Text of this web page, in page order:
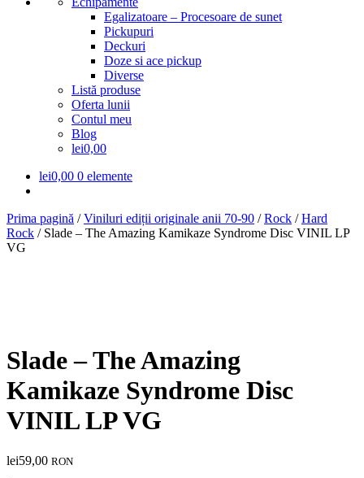
Egalizatoare – Procesoare de sunet
Pickupuri
Deckuri
Doze si ace pickup
Diverse
Listă produse
Oferta lunii
Contul meu
Blog
lei0,00
lei0,00 0 elemente
Prima pagină /Viniluri ediții originale anii 70-90 /Rock /Hard
Rock / Slade – The Amazing Kamikaze Syndrome Disc VINIL LP
VG
Slade – The Amazing
Kamikaze Syndrome Disc
VINIL LP VG
lei59,00 RON